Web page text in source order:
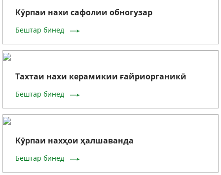
Кӯрпаи нахи сафолии обногузар
Бештар бинед
Тахтаи нахи керамикии ғайриорганикӣ
Бештар бинед
Кӯрпаи нахҳои ҳалшаванда
Бештар бинед